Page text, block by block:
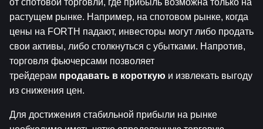
от спотовой торговли, где прибыль возможна только на
растущем рынке. Например, на спотовом рынке, когда
цены на FORTH падают, инвесторы могут либо продать
свои активы, либо столкнуться с убытками. Напротив,
торговля фьючерсами позволяет
трейдерам продавать в короткую и извлекать выгоду
из снижения цен.
Для достижения стабильной прибыли на рынке